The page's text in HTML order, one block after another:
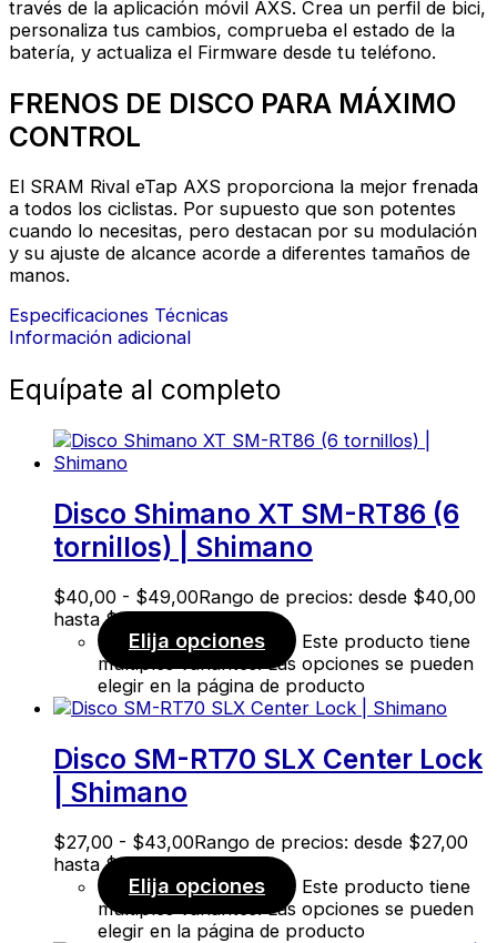
través de la aplicación móvil AXS. Crea un perfil de bici,
personaliza tus cambios, comprueba el estado de la
batería, y actualiza el Firmware desde tu teléfono.
FRENOS DE DISCO PARA MÁXIMO
CONTROL
El SRAM Rival eTap AXS proporciona la mejor frenada
a todos los ciclistas. Por supuesto que son potentes
cuando lo necesitas, pero destacan por su modulación
y su ajuste de alcance acorde a diferentes tamaños de
manos.
Especificaciones Técnicas
Información adicional
Equípate al completo
Disco Shimano XT SM-RT86 (6
tornillos) | Shimano
$40,00 - $49,00Rango de precios: desde $40,00
hasta $49,00
Elija opciones
Este producto tiene
múltiples variantes. Las opciones se pueden
elegir en la página de producto
Disco SM-RT70 SLX Center Lock
| Shimano
$27,00 - $43,00Rango de precios: desde $27,00
hasta $43,00
Elija opciones
Este producto tiene
múltiples variantes. Las opciones se pueden
elegir en la página de producto